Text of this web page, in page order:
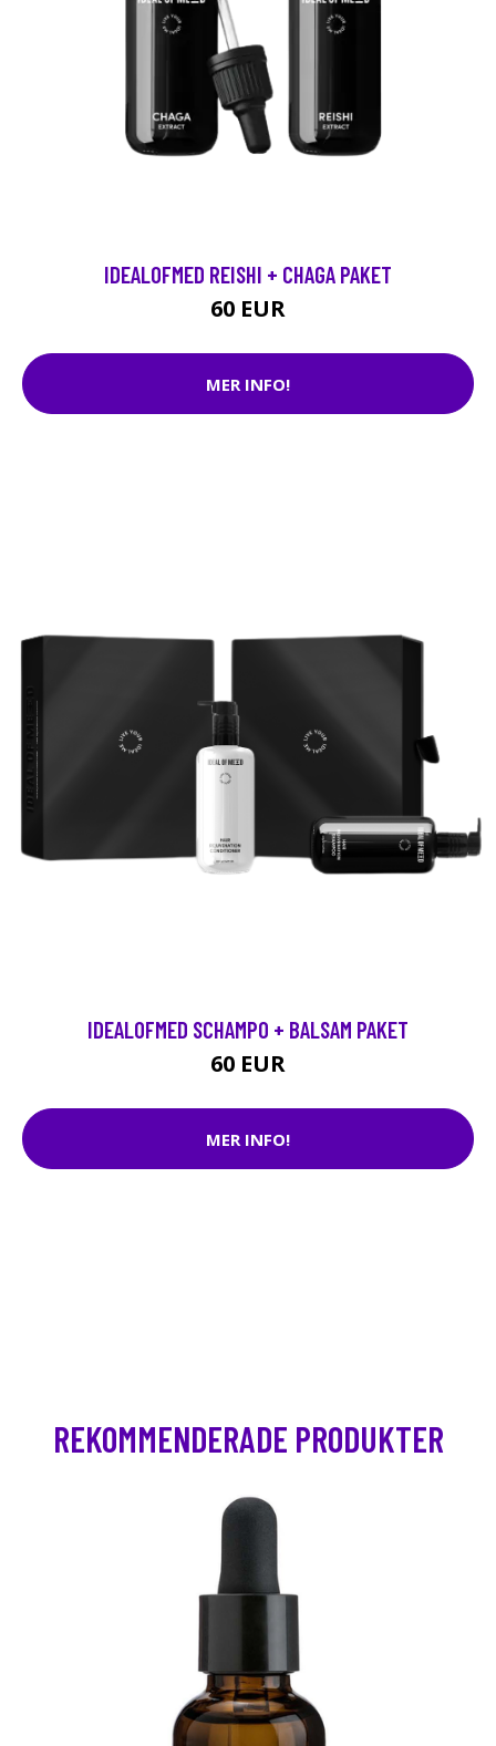
IDEALOFMED REISHI + CHAGA PAKET
60 EUR
MER INFO!
IDEALOFMED SCHAMPO + BALSAM PAKET
60 EUR
MER INFO!
REKOMMENDERADE PRODUKTER